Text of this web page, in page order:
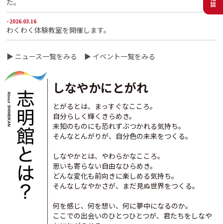
- 2026.03.16
わくわく体験教室を開催します。
マイクロバスドライバーを募集します。
- 2025.12.24
令和8年度 小学校養護教諭を募集します。
- 2025.12.16
「校長室から」更新いたしました。
- 2025.12.04
わくわく体験教室を開催します
- 2025.12.04
公開授業・給食体験を開催します。
- 2025.11.12
受配者指定寄付金の報告について
▶ ニュース一覧をみる ▶ イベント一覧をみる
しなやかにとがれ
とがるとは、まっすぐなこころ。
自分らしく輝くきらめき。
未知のものにも恐れずぶつかれる気持ち。
そんなとんがりが、自分色の未来をつくる。
しなやかとは、やわらかなこころ。
思いも寄らない自由なひらめき。
どんな変化も前向きに楽しめる気持ち。
そんなしなやかさが、まだ見ぬ世界をつくる。
何を感じ、何を想い、何に夢中になるのか。
ここでの出会いのひとつひとつが、君たちをしなや